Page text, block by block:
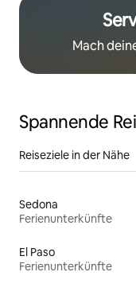
Mach
Spannende
Reiseziele in der Nähe
Sedona
Ferienunterkünfte
El Paso
Ferienunterkünfte